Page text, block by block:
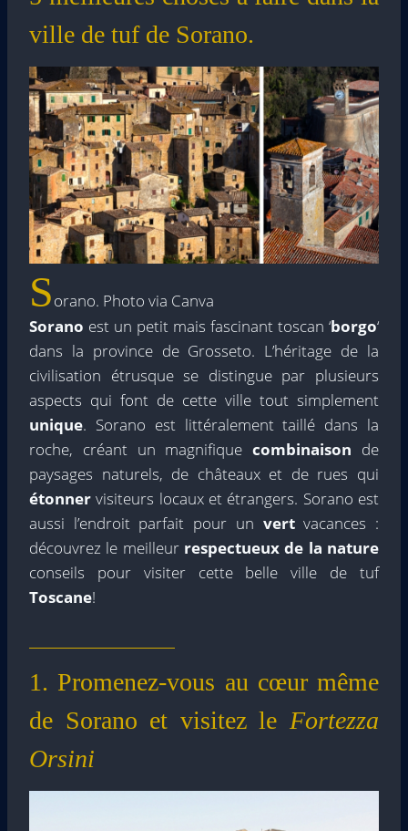
ville de tuf de Sorano.
Sorano. Photo via Canva
Sorano est un petit mais fascinant toscan ‘borgo‘
dans la province de Grosseto. L’héritage de la
civilisation étrusque se distingue par plusieurs
aspects qui font de cette ville tout simplement
unique. Sorano est littéralement taillé dans la
roche, créant un magnifiquecombinaison de
paysages naturels, de châteaux et de rues qui
étonner visiteurs locaux et étrangers. Sorano est
aussi l’endroit parfait pour un vertvacances :
découvrez le meilleur respectueux de la nature
conseils pour visiter cette belle ville de tuf
Toscane!
1. Promenez-vous au cœur même
de Sorano et visitez le Fortezza
Orsini